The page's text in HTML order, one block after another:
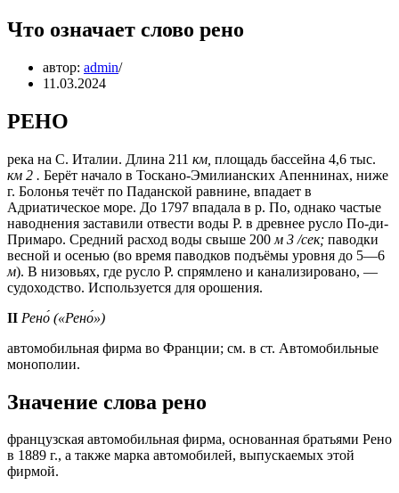
Что означает слово рено
автор: admin
11.03.2024
РЕНО
река на С. Италии. Длина 211 км, площадь бассейна 4,6 тыс.
км 2 . Берёт начало в Тоскано-Эмилианских Апеннинах, ниже
г. Болонья течёт по Паданской равнине, впадает в
Адриатическое море. До 1797 впадала в р. По, однако частые
наводнения заставили отвести воды Р. в древнее русло По-ди-
Примаро. Средний расход воды свыше 200 м 3 /сек; паводки
весной и осенью (во время паводков подъёмы уровня до 5—6
м). В низовьях, где русло Р. спрямлено и канализировано, —
судоходство. Используется для орошения.
II Рено́ («Рено́»)
автомобильная фирма во Франции; см. в ст. Автомобильные
монополии.
Значение слова рено
французская автомобильная фирма, основанная братьями Рено
в 1889 г., а также марка автомобилей, выпускаемых этой
фирмой.